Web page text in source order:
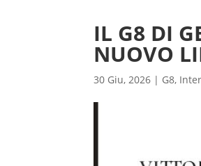
IL G8 DI
NUOVO
30 Giu, 2026 | G8,